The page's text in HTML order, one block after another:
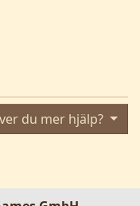
du mer hjälp?